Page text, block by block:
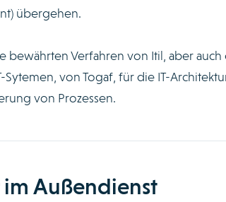
übergehen.
bewährten Verfahren von Itil, aber auch
von Togaf, für die IT-
von Prozessen.
im Außendienst